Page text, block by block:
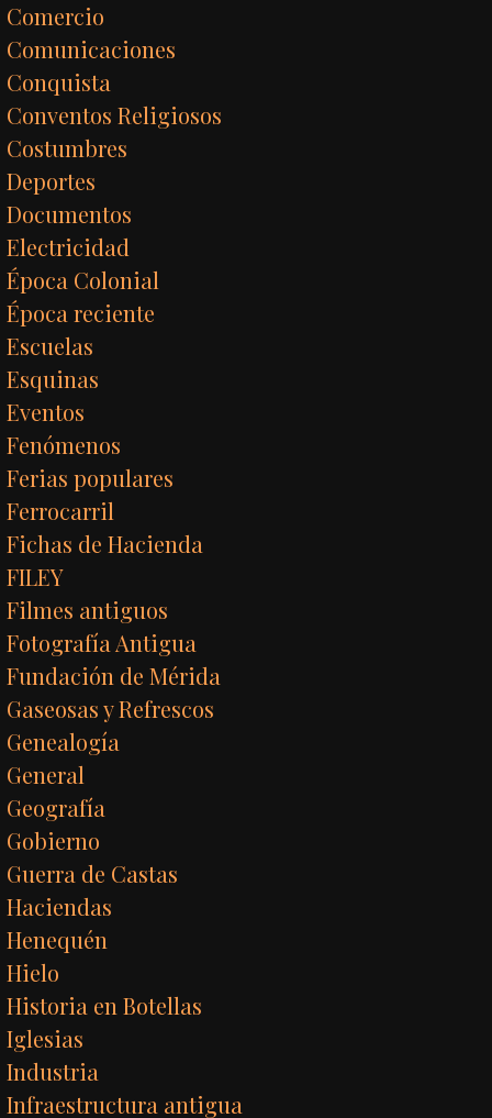
Comercio
Comunicaciones
Conquista
Conventos Religiosos
Costumbres
Deportes
Documentos
Electricidad
Época Colonial
Época reciente
Escuelas
Esquinas
Eventos
Fenómenos
Ferias populares
Ferrocarril
Fichas de Hacienda
FILEY
Filmes antiguos
Fotografía Antigua
Fundación de Mérida
Gaseosas y Refrescos
Genealogía
General
Geografía
Gobierno
Guerra de Castas
Haciendas
Henequén
Hielo
Historia en Botellas
Iglesias
Industria
Infraestructura antigua